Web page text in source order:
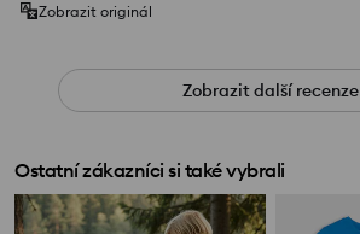
Zobrazit originál
Zobrazit další recenze
Ostatní zákazníci si také vybrali